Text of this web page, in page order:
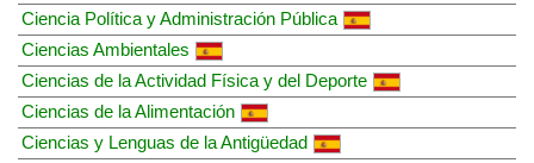
Ciencia Política y Administración Pública
Ciencias Ambientales
Ciencias de la Actividad Física y del Deporte
Ciencias de la Alimentación
Ciencias y Lenguas de la Antigüedad